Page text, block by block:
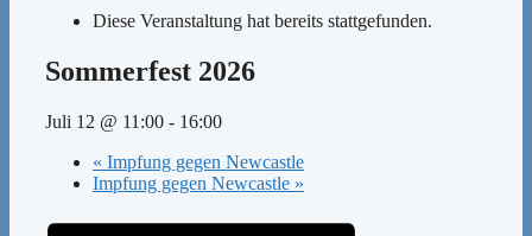
Diese Veranstaltung hat bereits stattgefunden.
Sommerfest 2026
Juli 12 @ 11:00 - 16:00
« Impfung gegen Newcastle
Impfung gegen Newcastle »